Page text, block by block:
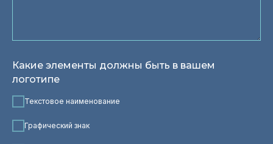
Какие элементы должны быть в вашем
логотипе
Текстовое наименование
Графический знак